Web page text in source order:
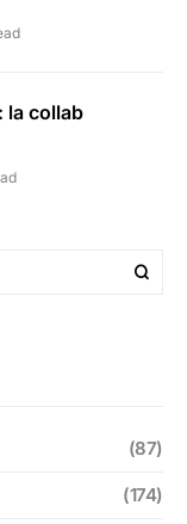
la collab
(87)
(174)